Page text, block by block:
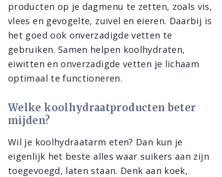
producten op je dagmenu te zetten, zoals vis,
vlees en gevogelte, zuivel en eieren. Daarbij is
het goed ook onverzadigde vetten te
gebruiken. Samen helpen koolhydraten,
eiwitten en onverzadigde vetten je lichaam
optimaal te functioneren.
Welke koolhydraatproducten beter
mijden?
Wil je koolhydraatarm eten? Dan kun je
eigenlijk het beste alles waar suikers aan zijn
toegevoegd, laten staan. Denk aan koek,